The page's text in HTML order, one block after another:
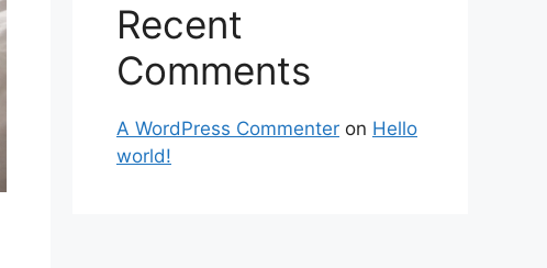
Recent
Comments
A WordPress Commenter on Hello
world!